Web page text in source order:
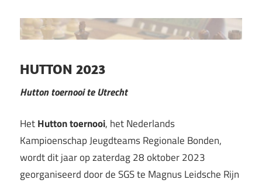
HUTTON 2023
Hutton toernooi te Utrecht
HetHutton toernooi, het Nederlands
Kampioenschap Jeugdteams Regionale Bonden,
wordt dit jaar op zaterdag 28 oktober 2023
georganiseerd door de SGS te Magnus Leidsche Rijn